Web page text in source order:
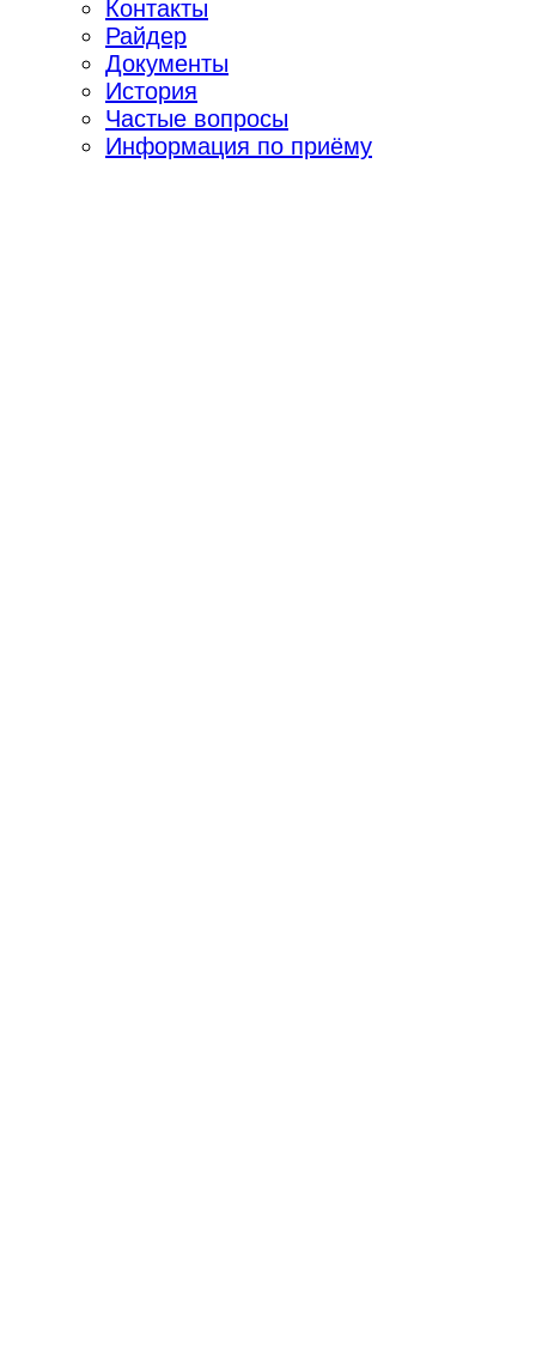
Контакты
Райдер
Документы
История
Частые вопросы
Информация по приёму